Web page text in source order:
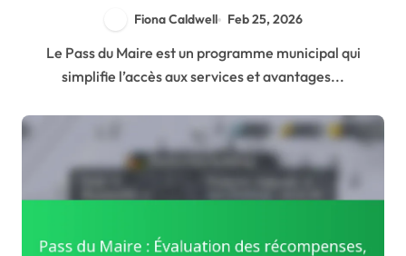
Fiona Caldwell Feb 25, 2026
Le Pass du Maire est un programme municipal qui
simplifie l’accès aux services et avantages...